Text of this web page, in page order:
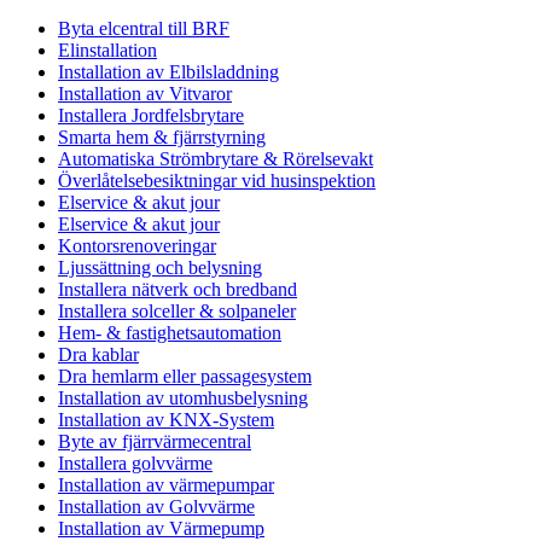
Byta elcentral till BRF
Elinstallation
Installation av Elbilsladdning
Installation av Vitvaror
Installera Jordfelsbrytare
Smarta hem & fjärrstyrning
Automatiska Strömbrytare & Rörelsevakt
Överlåtelsebesiktningar vid husinspektion
Elservice & akut jour
Elservice & akut jour
Kontorsrenoveringar
Ljussättning och belysning
Installera nätverk och bredband
Installera solceller & solpaneler
Hem- & fastighetsautomation
Dra kablar
Dra hemlarm eller passagesystem
Installation av utomhusbelysning
Installation av KNX-System
Byte av fjärrvärmecentral
Installera golvvärme
Installation av värmepumpar
Installation av Golvvärme
Installation av Värmepump